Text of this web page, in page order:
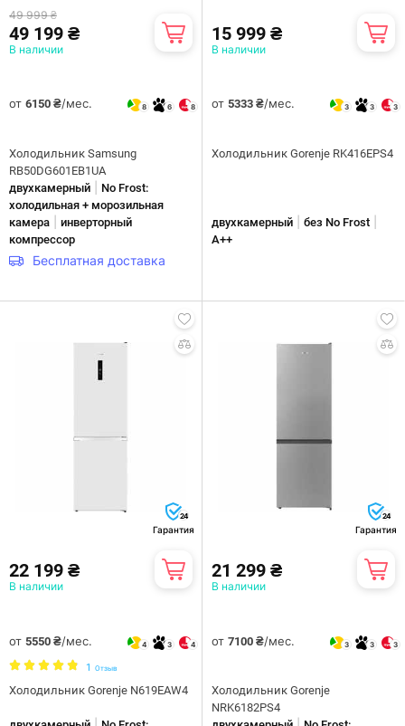
49 999 ₴
49 199 ₴
В наличии
от 6150 ₴/мес. 8 6 8
Холодильник Samsung
RB50DG601EB1UA
двухкамерный
No Frost:
холодильная + морозильная
камера
инверторный
компрессор
Бесплатная доставка
15 999 ₴
В наличии
от 5333 ₴/мес. 3 3 3
Холодильник Gorenje RK416EPS4
двухкамерный без No Frost
A++
24
Гарантия
22 199 ₴
В наличии
от 5550 ₴/мес. 4 3 4
1 Отзыв
Холодильник Gorenje N619EAW4
24
Гарантия
21 299 ₴
В наличии
от 7100 ₴/мес. 3 3 3
Холодильник Gorenje
NRK6182PS4